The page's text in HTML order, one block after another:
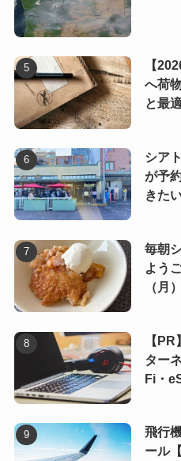
【
へ荷
と最
シア
が予
きた
毎朝
よう
（月
【
ター
Fi・
飛行
ール